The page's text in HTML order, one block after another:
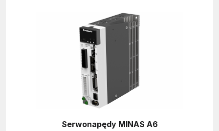
Serwonapędy MINAS A6